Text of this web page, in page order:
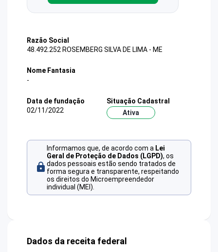
Razão Social
48.492.252 ROSEMBERG SILVA DE LIMA - ME
Nome Fantasia
-
Data de fundação
02/11/2022
Situação Cadastral
Ativa
Informamos que, de acordo com a Lei
Geral de Proteção de Dados (LGPD), os
dados pessoais estão sendo tratados de
forma segura e transparente, respeitando
os direitos do Microempreendedor
individual (MEI).
Dados da receita federal